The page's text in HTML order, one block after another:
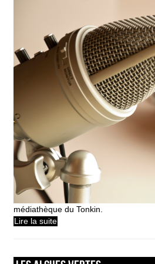
médiathèque du Tonkin.
Lire la suite